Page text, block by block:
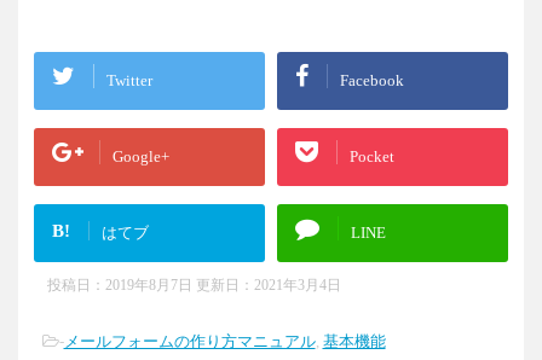
Twitter Facebook
Google+ Pocket
B! はてブ LINE
投稿日：2019年8月7日 更新日： 2021年3月4日
-メールフォームの作り方マニュアル, 基本機能